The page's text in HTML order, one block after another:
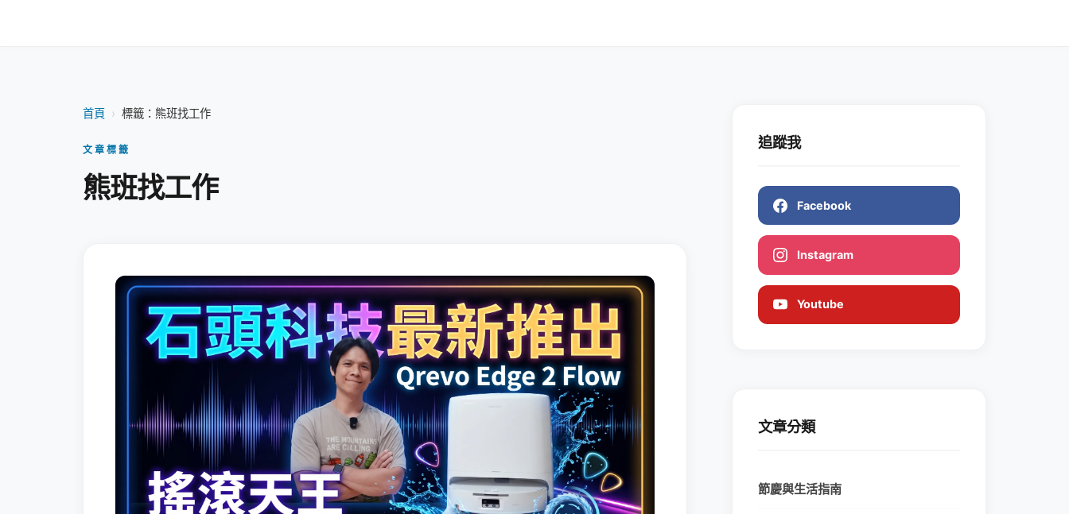
首頁 › 標籤：熊班找工作
文章標籤
熊班找工作
追蹤我
Facebook
Instagram
Youtube
文章分類
節慶與生活指南